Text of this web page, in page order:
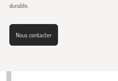
durable.
Nous contacter